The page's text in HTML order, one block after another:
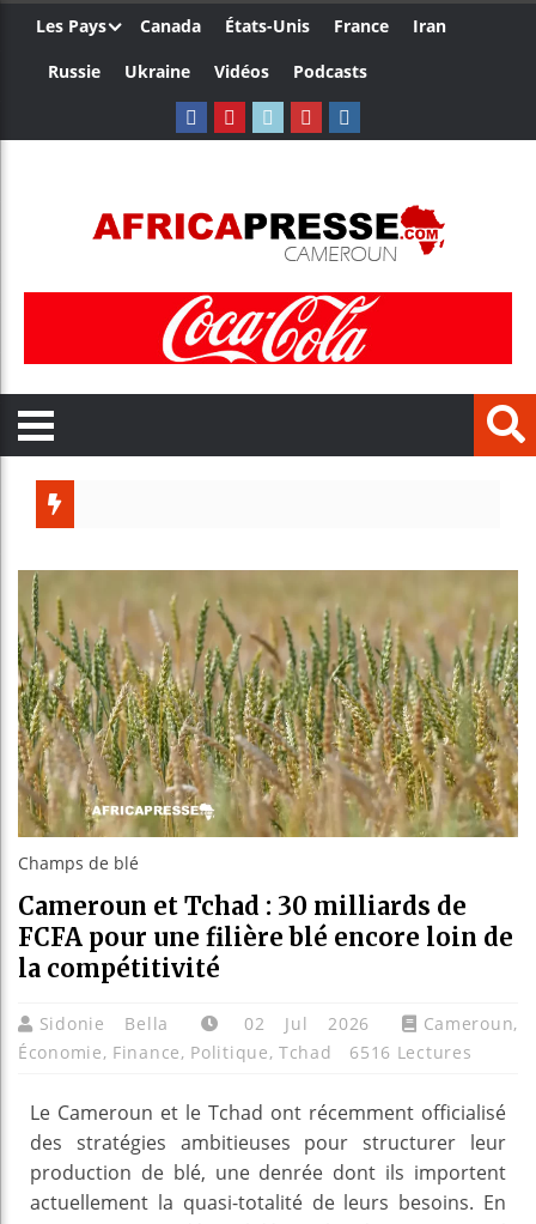
Les Pays Canada États-Unis France
Iran
Russie
Ukraine Vidéos Podcasts
Côte
Tunisie
Ceuta :
Champs de blé
Cameroun et Tchad : 30 milliards de
FCFA pour une filière blé encore loin de
la compétitivité
Sidonie Bella 02 Jul 2026 Cameroun,
Économie, Finance, Politique,Tchad 6516 Lectures
Le Cameroun et le Tchad ont récemment officialisé
des stratégies ambitieuses pour structurer leur
production de blé, une denrée dont ils importent
actuellement la quasi-totalité de leurs besoins. En